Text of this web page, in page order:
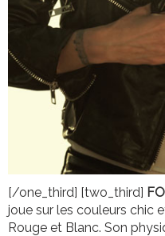
[/one_third] [two_third]
joue sur les couleurs chic
Rouge et Blanc. Son